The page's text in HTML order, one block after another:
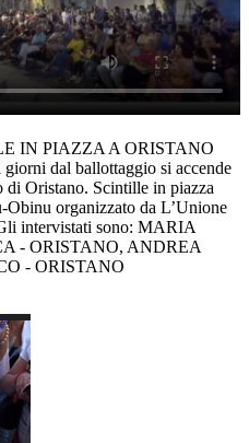
IN PIAZZA A ORISTANO
dal ballottaggio si accende
Oristano. Scintille in piazza
organizzato da L’Unione
intervistati sono: MARIA
- ORISTANO, ANDREA
- ORISTANO